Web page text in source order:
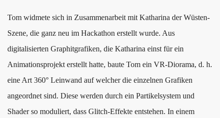
Tom widmete sich in Zusammenarbeit mit Katharina der Wüsten-
Szene, die ganz neu im Hackathon erstellt wurde. Aus
digitalisierten Graphitgrafiken, die Katharina einst für ein
Animationsprojekt erstellt hatte, baute Tom ein VR-Diorama, d. h.
eine Art 360° Leinwand auf welcher die einzelnen Grafiken
angeordnet sind. Diese werden durch ein Partikelsystem und
Shader so moduliert, dass Glitch-Effekte entstehen. In einem